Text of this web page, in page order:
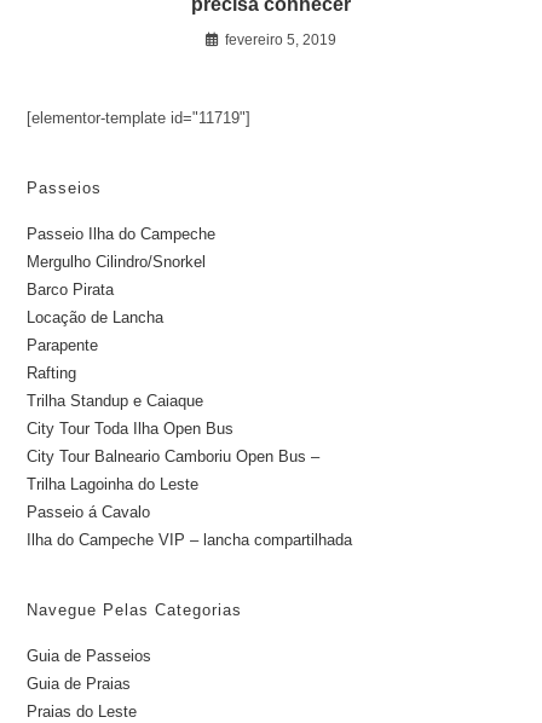
precisa conhecer
fevereiro 5, 2019
[elementor-template id="11719"]
Passeios
Passeio Ilha do Campeche
Mergulho Cilindro/Snorkel
Barco Pirata
Locação de Lancha
Parapente
Rafting
Trilha Standup e Caiaque
City Tour Toda Ilha Open Bus
City Tour Balneario Camboriu Open Bus –
Trilha Lagoinha do Leste
Passeio á Cavalo
Ilha do Campeche VIP – lancha compartilhada
Navegue Pelas Categorias
Guia de Passeios
Guia de Praias
Praias do Leste